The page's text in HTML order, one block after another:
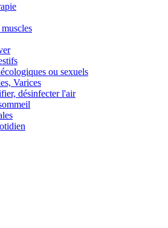
ou sexuels
Varices
désinfecter l'air